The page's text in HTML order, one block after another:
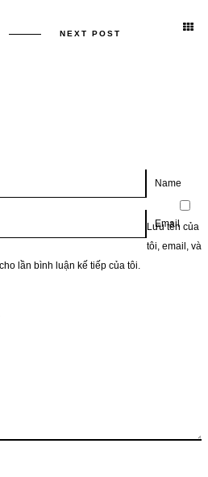
NEXT POST
Name
Email
Lưu tên của
tôi, email, và
lần bình luận kế tiếp của tôi.